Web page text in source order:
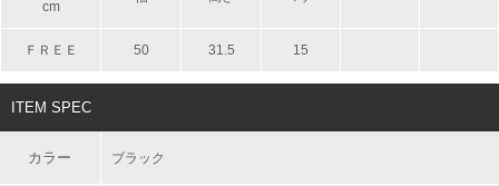
cm
ＦＲＥＥ 50 31.5 15
ITEM SPEC
カラー ブラック